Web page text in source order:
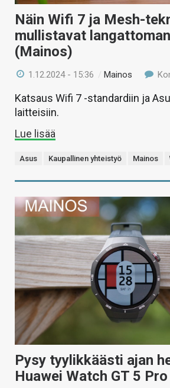
Näin Wifi 7 ja Mesh-
mullistavat
(Mainos)
1.12.2024 - 15:36 /Mainos
Katsaus Wifi 7 -standardiin ja
laitteisiin.
Lue lisää
Asus Kaupallinen yhteistyö Mainos
Pysy tyylikkäästi ajan
Huawei Watch GT 5 Pro